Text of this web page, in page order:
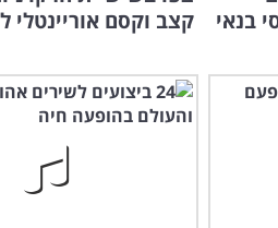
בנאי
קצב וקסם אוריינטלי